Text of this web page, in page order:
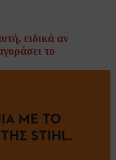
ειδικά αν
το
ΜΕ ΤΟ
STIHL.